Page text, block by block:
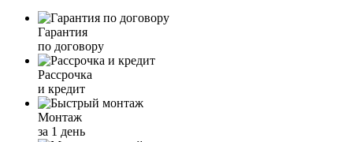
Гарантия
по договору
Рассрочка
и кредит
Монтаж
за 1 день